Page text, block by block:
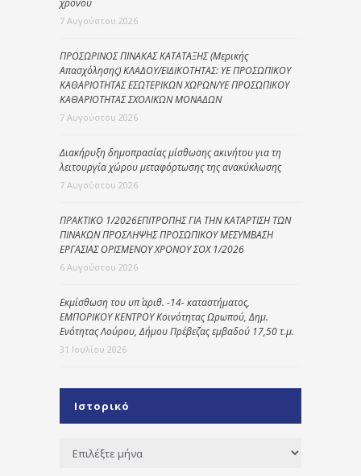
7 Αυγούστου 2026
ΠΡΟΣΩΡΙΝΟΣ ΠΙΝΑΚΑΣ ΚΑΤΑΤΑΞΗΣ (Μερικής
Απασχόλησης) ΚΛΑΔΟΥ/ΕΙΔΙΚΟΤΗΤΑΣ: ΥΕ ΠΡΟΣΩΠΙΚΟΥ
ΚΑΘΑΡΙΟΤΗΤΑΣ ΕΣΩΤΕΡΙΚΩΝ ΧΩΡΩΝ/ΥΕ ΠΡΟΣΩΠΙΚΟΥ
ΚΑΘΑΡΙΟΤΗΤΑΣ ΣΧΟΛΙΚΩΝ ΜΟΝΑΔΩΝ
7 Αυγούστου 2026
Διακήρυξη δημοπρασίας μίσθωσης ακινήτου για τη
λειτουργία χώρου μεταφόρτωσης της ανακύκλωσης
7 Αυγούστου 2026
ΠΡΑΚΤΙΚΟ 1/2026ΕΠΙΤΡΟΠΗΣ ΓΙΑ ΤΗΝ ΚΑΤΑΡΤΙΣΗ ΤΩΝ
ΠΙΝΑΚΩΝ ΠΡΟΣΛΗΨΗΣ ΠΡΟΣΩΠΙΚΟΥ ΜΕΣΥΜΒΑΣΗ
ΕΡΓΑΣΙΑΣ ΟΡΙΣΜΕΝΟΥ ΧΡΟΝΟΥ ΣΟΧ 1/2026
6 Αυγούστου 2026
Εκμίσθωση του υπ΄ αριθ. -14- καταστήματος,
ΕΜΠΟΡΙΚΟΥ ΚΕΝΤΡΟΥ Κοινότητας Ωρωπού, Δημ.
Ενότητας Λούρου, Δήμου Πρέβεζας εμβαδού 17,50 τ.μ.
31 Ιουλίου 2026
Ιστορικό
Ιστορικό